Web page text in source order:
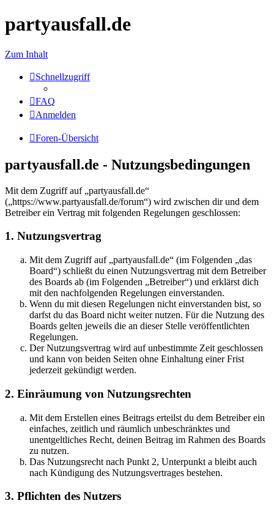
partyausfall.de
Zum Inhalt
Schnellzugriff
FAQ
Anmelden
Foren-Übersicht
partyausfall.de - Nutzungsbedingungen
Mit dem Zugriff auf „partyausfall.de“
(„https://www.partyausfall.de/forum“) wird zwischen dir und dem
Betreiber ein Vertrag mit folgenden Regelungen geschlossen:
1. Nutzungsvertrag
Mit dem Zugriff auf „partyausfall.de“ (im Folgenden „das
Board“) schließt du einen Nutzungsvertrag mit dem Betreiber
des Boards ab (im Folgenden „Betreiber“) und erklärst dich
mit den nachfolgenden Regelungen einverstanden.
Wenn du mit diesen Regelungen nicht einverstanden bist, so
darfst du das Board nicht weiter nutzen. Für die Nutzung des
Boards gelten jeweils die an dieser Stelle veröffentlichten
Regelungen.
Der Nutzungsvertrag wird auf unbestimmte Zeit geschlossen
und kann von beiden Seiten ohne Einhaltung einer Frist
jederzeit gekündigt werden.
2. Einräumung von Nutzungsrechten
Mit dem Erstellen eines Beitrags erteilst du dem Betreiber ein
einfaches, zeitlich und räumlich unbeschränktes und
unentgeltliches Recht, deinen Beitrag im Rahmen des Boards
zu nutzen.
Das Nutzungsrecht nach Punkt 2, Unterpunkt a bleibt auch
nach Kündigung des Nutzungsvertrages bestehen.
3. Pflichten des Nutzers